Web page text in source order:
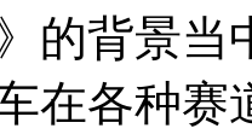
的背景当
在各种赛